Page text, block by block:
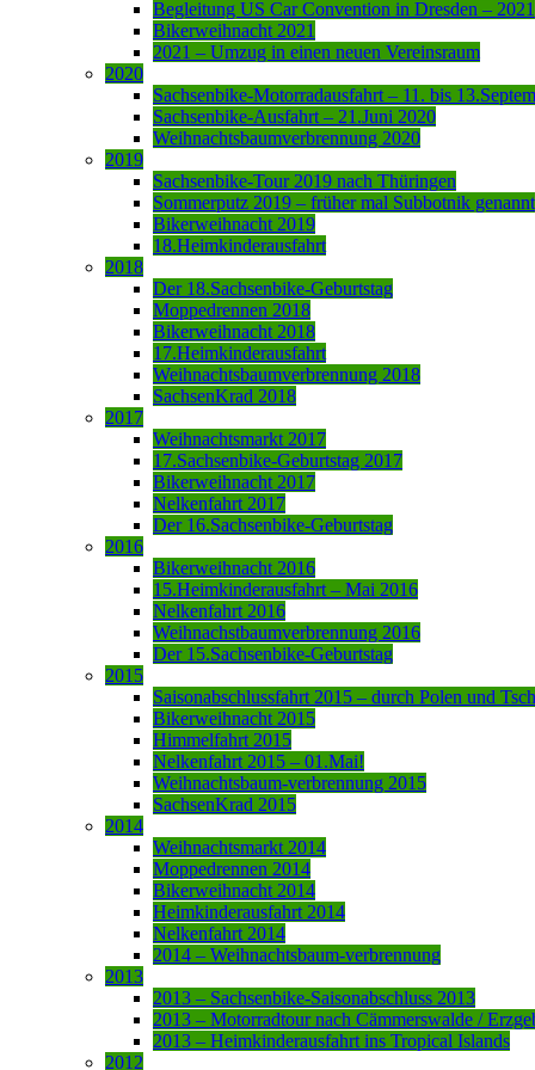
Begleitung US Car Convention in Dresden – 2021
Bikerweihnacht 2021
2021 – Umzug in einen neuen Vereinsraum
2020
Sachsenbike-Motorradausfahrt – 11. bis
Sachsenbike-Ausfahrt – 21.Juni 2020
Weihnachtsbaumverbrennung 2020
2019
Sachsenbike-Tour 2019 nach Thüringen
Sommerputz 2019 – früher mal Subbotnik genannt
Bikerweihnacht 2019
18.Heimkinderausfahrt
2018
Der 18.Sachsenbike-Geburtstag
Moppedrennen 2018
Bikerweihnacht 2018
17.Heimkinderausfahrt
Weihnachtsbaumverbrennung 2018
SachsenKrad 2018
2017
Weihnachtsmarkt 2017
17.Sachsenbike-Geburtstag 2017
Bikerweihnacht 2017
Nelkenfahrt 2017
Der 16.Sachsenbike-Geburtstag
2016
Bikerweihnacht 2016
15.Heimkinderausfahrt – Mai 2016
Nelkenfahrt 2016
Weihnachstbaumverbrennung 2016
Der 15.Sachsenbike-Geburtstag
2015
Saisonabschlussfahrt 2015 – durch Polen und
Bikerweihnacht 2015
Himmelfahrt 2015
Nelkenfahrt 2015 – 01.Mai!
Weihnachtsbaum-verbrennung 2015
SachsenKrad 2015
2014
Weihnachtsmarkt 2014
Moppedrennen 2014
Bikerweihnacht 2014
Heimkinderausfahrt 2014
Nelkenfahrt 2014
2014 – Weihnachtsbaum-verbrennung
2013
2013 – Sachsenbike-Saisonabschluss 2013
2013 – Motorradtour nach Cämmerswalde /
2013 – Heimkinderausfahrt ins Tropical Islands
2012